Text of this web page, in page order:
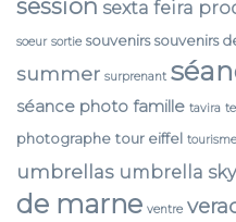
session sexta feira
soeur sortie souvenirs souvenirs
summer surprenant
séance photo famille tavira
photographe tour eiffel tourisme
umbrellas umbrella
de marne ventre